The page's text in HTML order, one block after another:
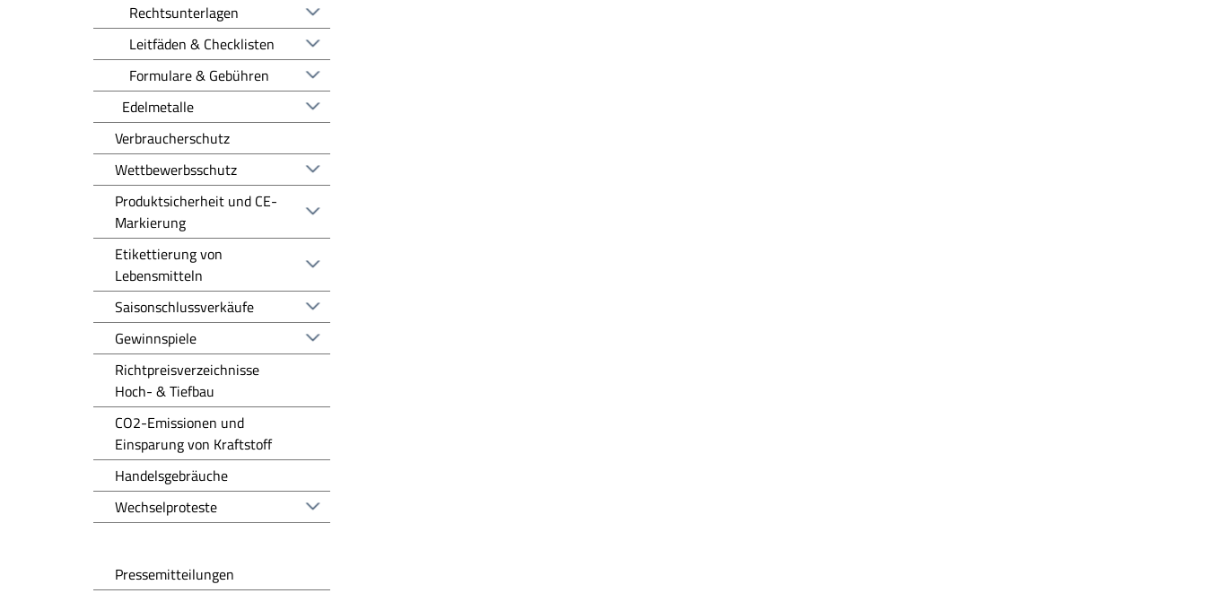
Rechtsunterlagen
Leitfäden & Checklisten
Formulare & Gebühren
Edelmetalle
Verbraucherschutz
Wettbewerbsschutz
Produktsicherheit und CE-
Markierung
Etikettierung von
Lebensmitteln
Saisonschlussverkäufe
Gewinnspiele
Richtpreisverzeichnisse
Hoch- & Tiefbau
CO2-Emissionen und
Einsparung von Kraftstoff
Handelsgebräuche
Wechselproteste
Pressemitteilungen